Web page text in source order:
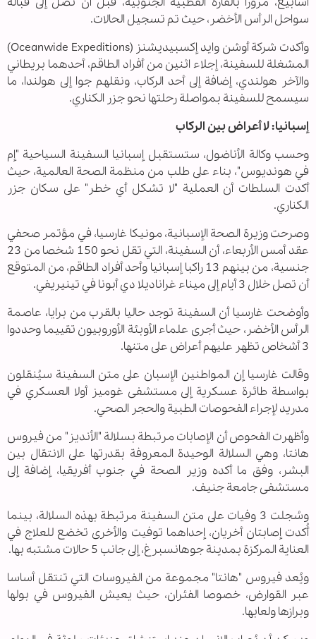
سواحل الرأس الأخضر، حيث تم تسجيل الحالات.
وأكدت شركة أوشن وايد إكسبيديشنز (Oceanwide Expeditions)
المشغلة للسفينة، إجلاء اثنين من أفراد الطاقم، أحدهما بريطاني
والآخر هولندي، إضافة إلى أحد الركاب، ونقلهم جوا إلى هولندا، ما
سيسمح للسفينة بمواصلة رحلتها نحو جزر الكناري.
إسبانيا: لا أعراض بين الركاب
وحسب وكالة الأناضول، ستستقبل إسبانيا السفينة السياحية "إم
في هونديوس"، بناء على طلب من منظمة الصحة العالمية، حيث
أكدت السلطات أن العملية "لا تشكل أي خطر" على سكان جزر
الكناري.
وصرحت وزيرة الصحة الإسبانية، مونيكا غارسيا، في مؤتمر صحفي
عقد أمس الأربعاء، أن السفينة، التي تقل نحو 150 شخصا من 23
جنسية، من بينهم 13 راكبا إسبانيا وأحد أفراد الطاقم، من المتوقع
أن تصل خلال 3 أيام إلى ميناء غراناديلا دي أبونا في تينيريفي.
وأوضحت غارسيا أن السفينة توجد حاليا بالقرب من برايا، عاصمة
الرأس الأخضر، حيث أجرى علماء الأوبئة الأوروبيون تقييما وحددوا
3 أشخاص تظهر عليهم أعراض على متنها.
وقالت غارسيا إن المواطنين الإسبان على متن السفينة سيُنقلون
بواسطة طائرة عسكرية إلى مستشفى غوميز أولا العسكري في
مدريد لإجراء الفحوصات الطبية والحجر الصحي.
وأظهرت الفحوص أن الإصابات مرتبطة بسلالة "الأنديز" من فيروس
هانتا، وهي السلالة الوحيدة المعروفة بقدرتها على الانتقال بين
البشر، وفق ما أكده وزير الصحة في جنوب أفريقيا، إضافة إلى
مستشفى جامعة جنيف.
وسُجلت 3 وفيات على متن السفينة مرتبطة بهذه السلالة، بينما
أُكدت إصابتان أخريان، إحداهما توفيت والأخرى تخضع للعلاج في
العناية المركزة بمدينة جوهانسبرغ، إلى جانب 5 حالات مشتبه بها.
ويُعد فيروس "هانتا" مجموعة من الفيروسات التي تنتقل أساسا
عبر القوارض، خصوصا الفئران، حيث يعيش الفيروس في بولها
وبرازها ولعابها.